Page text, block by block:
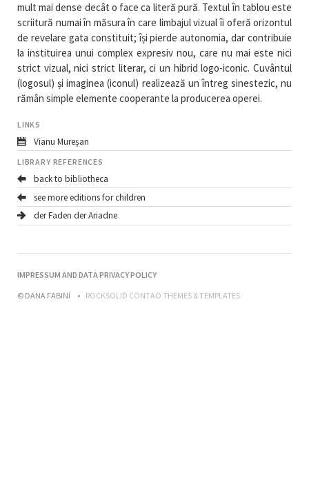
mult mai dense decât o face ca literă pură. Textul în tablou este
scriitură numai în măsura în care limbajul vizual îi oferă orizontul
de revelare gata constituit; își pierde autonomia, dar contribuie
la instituirea unui complex expresiv nou, care nu mai este nici
strict vizual, nici strict literar, ci un hibrid logo-iconic. Cuvântul
(logosul) și imaginea (iconul) realizează un întreg sinestezic, nu
rămân simple elemente cooperante la producerea operei.
LINKS
Vianu Mureșan
LIBRARY REFERENCES
back to bibliotheca
see more editions for children
der Faden der Ariadne
NAVIGATION
IMPRESSUM AND DATA PRIVACY POLICY
© DANA FABINI
ROCKSOLID CONTAO THEMES & TEMPLATES